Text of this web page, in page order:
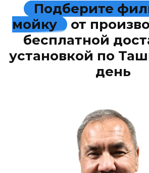
Подберите
мойку
от
бесплатной
установкой по
день